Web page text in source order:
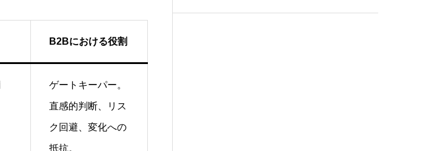
B2Bにおける役割
ゲートキーパー。
直感的判断、リス
ク回避、変化への
抵抗。